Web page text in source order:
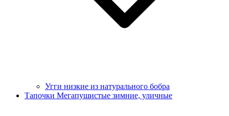
Угги низкие из натурального бобра
Тапочки Мегапушистые зимние, уличные